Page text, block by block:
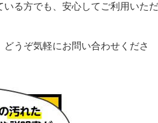
る方でも、安心してご利用いただ
うぞ気軽にお問い合わせくださ